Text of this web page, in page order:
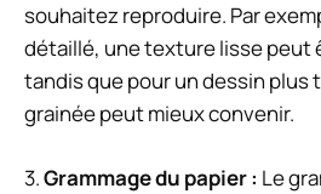
souhaitez reproduire. Par
détaillé, une texture lisse peut
tandis que pour un dessin
grainée peut mieux convenir.
3.Grammage du papier : Le